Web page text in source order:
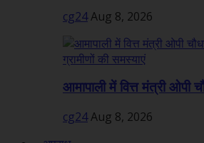
cg24Aug 8, 2026
आमापाली में वित्त मंत्री ओपी
cg24Aug 8, 2026